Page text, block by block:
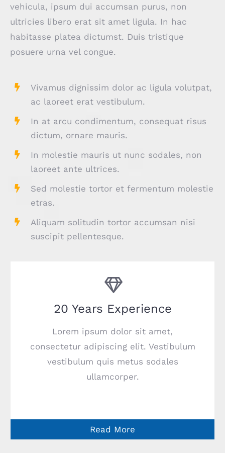
vehicula, ipsum dui accumsan purus, non
ultricies libero erat sit amet ligula. In hac
habitasse platea dictumst. Duis tristique
posuere urna vel congue.
Vivamus dignissim dolor ac ligula volutpat,
ac laoreet erat vestibulum.
In at arcu condimentum, consequat risus
dictum, ornare mauris.
In molestie mauris ut nunc sodales, non
laoreet ante ultrices.
Sed molestie tortor et fermentum molestie
etras.
Aliquam solitudin tortor accumsan nisi
suscipit pellentesque.
20 Years Experience
Lorem ipsum dolor sit amet,
consectetur adipiscing elit. Vestibulum
vestibulum quis metus sodales
ullamcorper.
Read More